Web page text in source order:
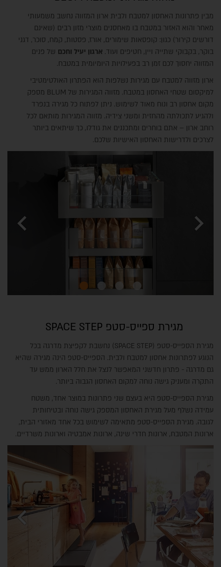
מבין פתרונות האחסון למטבח ולבית ארון המזווה נחשב משמעותי
מאחר והוא האזור במטבח בו מאחסנים מוצרי מזון רבים (שאינם
דורשים קירור) כגון: קופסאות שימורים, אורז, פסטות, קמח, סוכר, דגני
בוקר, בקבוקי שתייה ויין, חטיפים ועוד. ארגון יעיל וחכם של פנים
המזווה יחסוך לכם זמן רב בפעילויות היומיומית במטבח.
ארון מזווה למטבח עם מגירות נשלפות הוא הפתרון האולטימטיבי
למיקסום שטחי האחסון במטבח. מזווה המגירות של BLUM מספק
מקום אחסון רב ונוח מאוד לשימוש. ניתן לפתוח כל מגירה בנפרד
ולהגיע לתכולתה מהחזית ומשני צידיה. מזווה המגירות מותאם לכל
רוחב ארון – אתם בוחרים ומתכננים את גודלו, כך שיתאים ביותר
לצרכים ולדרישות האחסון האישיות שלכם.
chevron_left chevron_right
מגירת ספייס-סטפ SPACE STEP
מגירת הספייס-סטפ (SPACE STEP) נחשבת לקפיצת מדרגה בכל
הנוגע לפתרונות אחסון למטבח ולבית. הספייס-סטפ הינה מגירה שהיא
גם מדרגה - פתרון חדשני המאפשר לנצל את חלל הארון ממש עד
התקרה ומעניק גישה נוחה למקום האחסון הגבוה ביותר.
מגירת הספייס-סטפ היא בעצם שני פתרונות במוצר אחד, משטח
עמידה נשלף מעל מגירת האחסון המספק גישה נוחה ובטיחותית
לגובה. מגירת הספייס-סטפ מתאימה לשימוש בכל אחד מאזורי הבית,
ארונות המטבח, ארונות חדרי שינה, ארונות אמבטיה וארונות משרדיים.
chevron_left chevron_right